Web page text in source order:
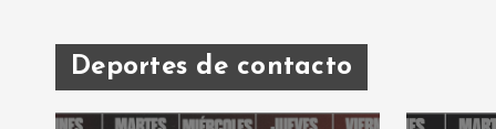
Deportes de contacto